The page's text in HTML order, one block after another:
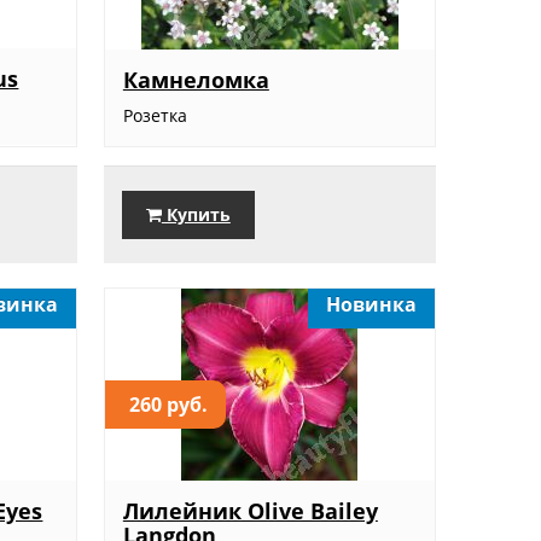
Камнеломка
Розетка
Купить
260 руб.
Новинка
Лилейник Olive Bailey
Langdon